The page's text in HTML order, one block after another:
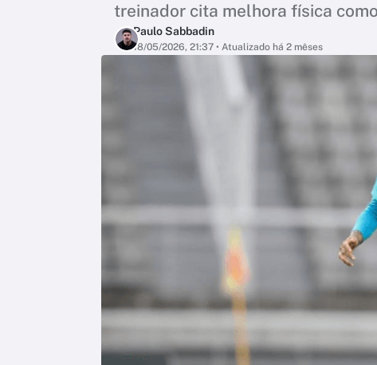
treinador cita melhora física
Paulo Sabbadin
18/05/2026, 21:37 • Atualizado há 2 mêses